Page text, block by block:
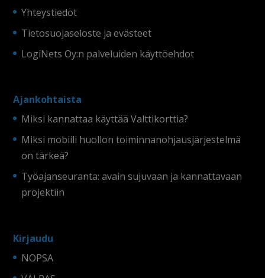
Yhteystiedot
Tietosuojaseloste ja evästeet
LogiNets Oy:n palveluiden käyttöehdot
Ajankohtaista
Miksi kannattaa käyttää Valttikorttia?
Miksi mobiili huollon toiminnanohjausjärjestelmä
on tärkeä?
Työajanseuranta: avain sujuvaan ja kannattavaan
projektiin
Kirjaudu
NOPSA